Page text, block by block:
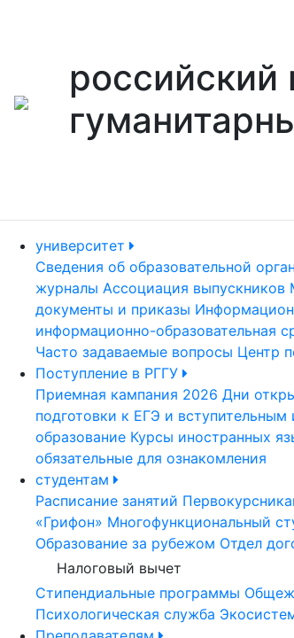
российский
университет
Сведения об образовательной
журналы Ассоциация выпускников
документы и приказы
информационно-образовательная
Часто задаваемые вопросы Центр
Поступление в РГГУ
Приемная кампания 2026 Дни
подготовки к ЕГЭ и вступительным
образование Курсы иностранных
обязательные для ознакомления
студентам
Расписание занятий
«Грифон» Многофункциональный
Образование за рубежом Отдел
Налоговый вычет
Стипендиальные программы
Психологическая служба